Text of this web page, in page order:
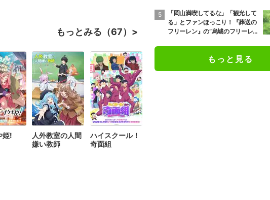
もっとみる（67）
姫!
人外教室の人間
嫌い教師
ハイスクール！
奇面組
「岡山満喫してるな」「観光して
る」とファンほっこり！『葬送の
フリーレン』の“烏城のフリーレ
もっと見る